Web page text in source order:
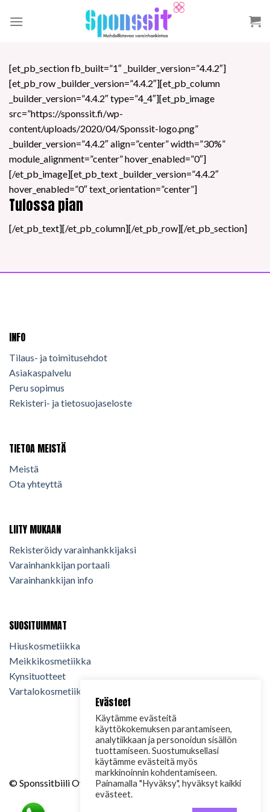
[et_pb_section fb_built=”1″ _builder_version=”4.4.2″]
[et_pb_row _builder_version=”4.4.2″][et_pb_column
_builder_version=”4.4.2″ type=”4_4″][et_pb_image
src=”https://sponssit.fi/wp-
content/uploads/2020/04/Sponssit-logo.png”
_builder_version=”4.4.2″ align=”center” width=”30%”
module_alignment=”center” hover_enabled=”0″]
[/et_pb_image][et_pb_text _builder_version=”4.4.2″
hover_enabled=”0″ text_orientation=”center”]
Tulossa pian
[/et_pb_text][/et_pb_column][/et_pb_row][/et_pb_section]
INFO
Tilaus- ja toimitusehdot
Asiakaspalvelu
Peru sopimus
Rekisteri- ja tietosuojaseloste
TIETOA MEISTÄ
Meistä
Ota yhteyttä
LIITY MUKAAN
Rekisteröidy varainhankkijaksi
Varainhankkijan portaali
Varainhankkijan info
SUOSITUIMMAT
Hiuskosmetiikka
Meikkikosmetiikka
Kynsituotteet
Vartalokosmetiikka
© Sponssitbiili Oy. 2024. Kaikki oikeudet pidätetään.
Evästeet
Käytämme evästeitä
käyttökokemuksen parantamiseen,
analytiikkaan ja personoidun sisällön
tuottamiseen. Suostumuksellasi
käytämme evästeitä myös
markkinoinnin kohdentamiseen.
Painamalla "Hyväksy", hyväksyt kaikki
evästeet.